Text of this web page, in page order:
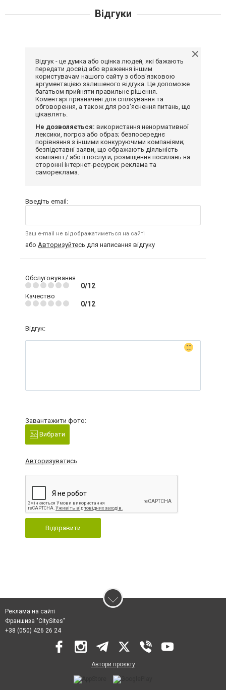
Відгуки
Відгук - це думка або оцінка людей, які бажають
передати досвід або враження іншим
користувачам нашого сайту з обов'язковою
аргументацією залишеного відгука. Це допоможе
багатьом прийняти правильне рішення.
Коментарі призначені для спілкування та
обговорення, а також для роз'яснення питань, що
цікавлять.
Не дозволяється: використання ненормативної
лексики, погроз або образ; безпосереднє
порівняння з іншими конкуруючими компаніями;
безпідставні заяви, що ображають діяльність
компанії і / або її послуги; розміщення посилань на
сторонні інтернет-ресурси; реклама та
самореклама.
Введіть email:
Ваш e-mail не відображатиметься на сайті
або Авторизуйтесь для написання відгуку
Обслуговування
0/12
Качество
0/12
Відгук:
Завантажити фото:
Вибрати
Авторизуватись
Відправити
Реклама на сайті
Франшиза "CitySites"
+38 (050) 426 26 24
Автори проєкту